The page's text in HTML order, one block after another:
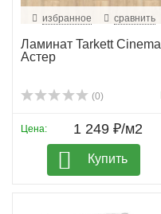
избранное сравнить
Ламинат Tarkett Cinema
Астер
(0)
Цена: 1 249 ₽/м2
Купить